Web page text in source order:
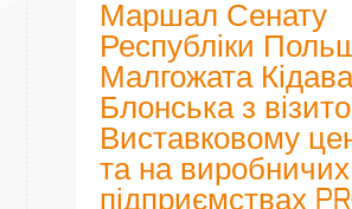
Маршал Сенату
Республіки
Малгожата
Блонська з
Виставковому
та на виробничих
підприємствах